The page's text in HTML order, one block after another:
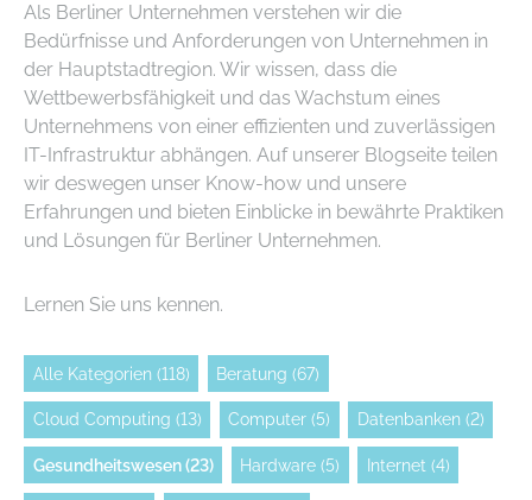
Als Berliner Unternehmen verstehen wir die
Bedürfnisse und Anforderungen von Unternehmen in
der Hauptstadtregion. Wir wissen, dass die
Wettbewerbsfähigkeit und das Wachstum eines
Unternehmens von einer effizienten und zuverlässigen
IT-Infrastruktur abhängen. Auf unserer Blogseite teilen
wir deswegen unser Know-how und unsere
Erfahrungen und bieten Einblicke in bewährte Praktiken
und Lösungen für Berliner Unternehmen.
Lernen Sie uns kennen.
Alle Kategorien (118) Beratung (67)
Cloud Computing (13) Computer (5) Datenbanken (2)
Gesundheitswesen (23) Hardware (5) Internet (4)